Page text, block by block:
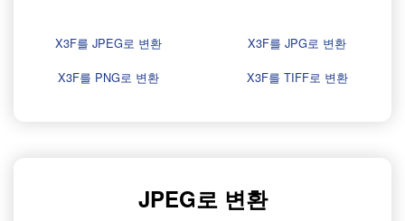
X3F를 JPEG로 변환
X3F를 JPG로 변환
X3F를 PNG로 변환
X3F를 TIFF로 변환
JPEG로 변환